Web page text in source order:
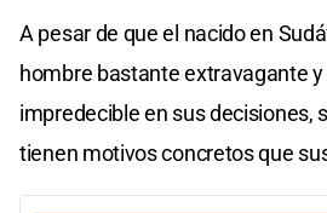
A pesar de que el nacido en
hombre bastante extravagante
impredecible en sus decisiones,
tienen motivos concretos que